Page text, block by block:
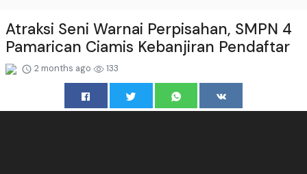
Atraksi Seni Warnai Perpisahan, SMPN 4
Pamarican Ciamis Kebanjiran Pendaftar
2 months ago 133